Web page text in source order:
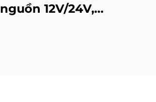
nguồn 12V/24V,